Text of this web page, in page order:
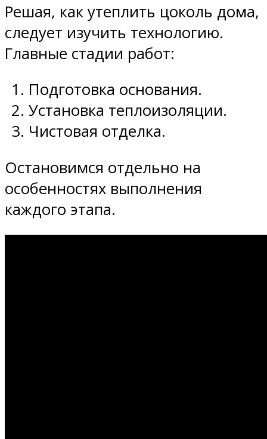
Решая, как утеплить цоколь дома,
следует изучить технологию.
Главные стадии работ:
Подготовка основания.
Установка теплоизоляции.
Чистовая отделка.
Остановимся отдельно на
особенностях выполнения
каждого этапа.